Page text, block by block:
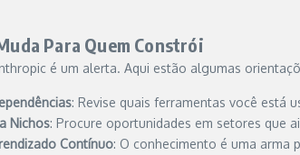
Para Quem Constrói
é um alerta. Aqui estão algumas
: Revise quais ferramentas você está
Nichos: Procure oportunidades em setores que
Contínuo: O conhecimento é uma arma